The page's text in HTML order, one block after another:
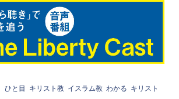
ひと目 キリスト教 イスラム教 わかる キリスト